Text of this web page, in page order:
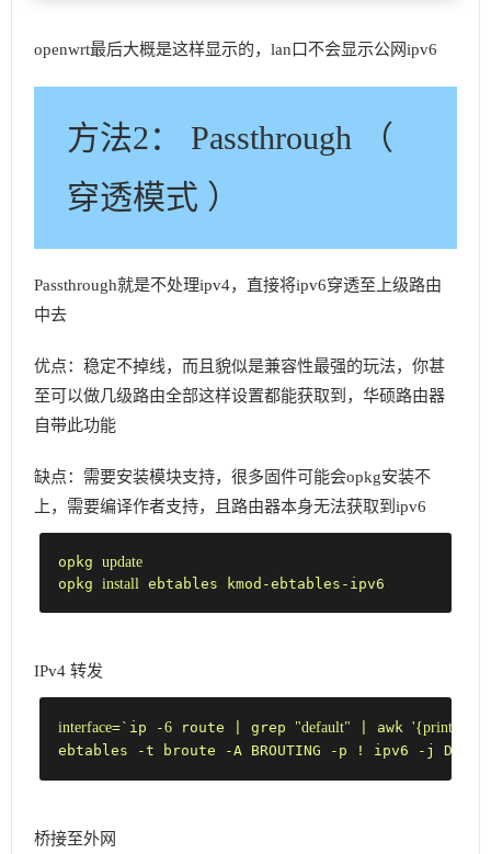
openwrt最后大概是这样显示的，lan口不会显示公网ipv6
方法2： Passthrough （
穿透模式 ）
Passthrough就是不处理ipv4，直接将ipv6穿透至上级路由
中去
优点：稳定不掉线，而且貌似是兼容性最强的玩法，你甚
至可以做几级路由全部这样设置都能获取到，华硕路由器
自带此功能
缺点：需要安装模块支持，很多固件可能会opkg安装不
上，需要编译作者支持，且路由器本身无法获取到ipv6
opkg update
opkg install ebtables kmod-ebtables-ipv6
IPv4 转发
interface=`ip -6 route | grep "default" | awk '{print $7}'
ebtables -t broute -A BROUTING -p ! ipv6 -j
桥接至外网